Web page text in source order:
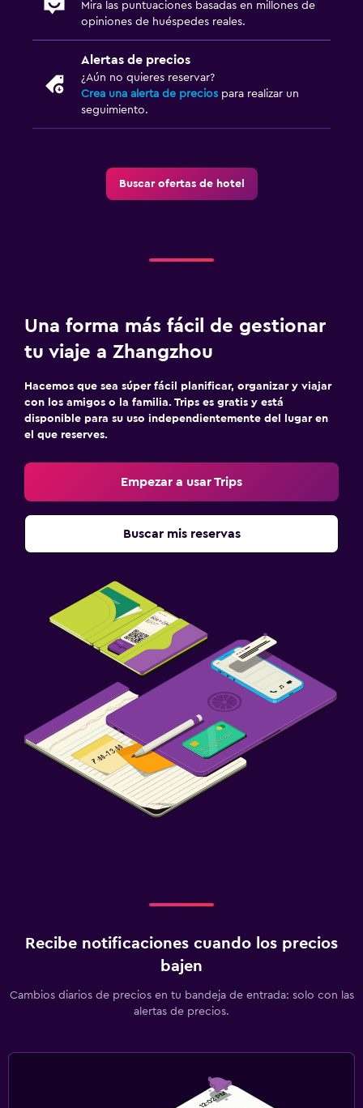
Mira las puntuaciones basadas en millones de
opiniones de huéspedes reales.
Alertas de precios
¿Aún no quieres reservar?
Crea una alerta de precios para realizar un
seguimiento.
Buscar ofertas de hotel
Una forma más fácil de gestionar
tu viaje a Zhangzhou
Hacemos que sea súper fácil planificar, organizar y viajar
con los amigos o la familia. Trips es gratis y está
disponible para su uso independientemente del lugar en
el que reserves.
Empezar a usar Trips
Buscar mis reservas
Recibe notificaciones cuando los precios
bajen
Cambios diarios de precios en tu bandeja de entrada: solo con las
alertas de precios.